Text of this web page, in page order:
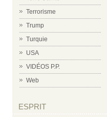
Terrorisme
Trump
Turquie
USA
VIDÉOS P.P.
Web
ESPRIT